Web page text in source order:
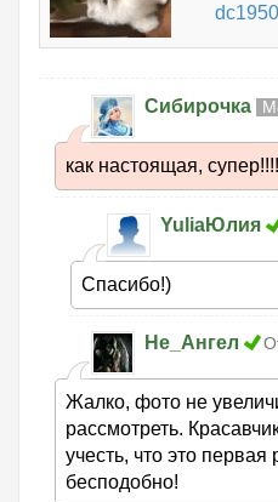
Сибирочка
как настоящая, супер!!!!
YuliaЮлия
Спасибо!)
Не_Ангел
Жалко, фото не
рассмотреть.
учесть, что это
бесподобно!